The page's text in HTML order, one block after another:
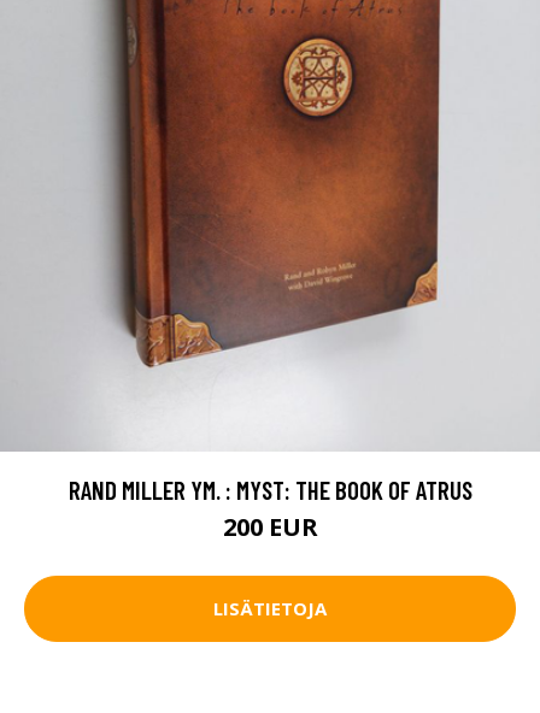
RAND MILLER YM. : MYST: THE BOOK OF ATRUS
200 EUR
LISÄTIETOJA